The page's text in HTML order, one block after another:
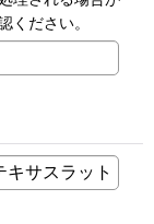
ください。